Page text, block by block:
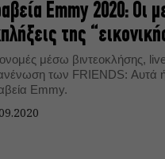
Emmy 2020: Οι
της
μέσω βιντεοκλήσης,
των FRIENDS: Αυτά
Emmy.